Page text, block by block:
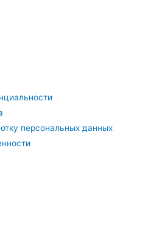
персональных данных